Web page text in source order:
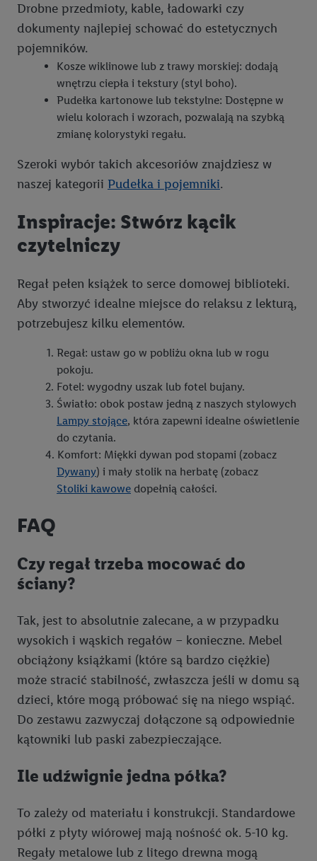
Drobne przedmioty, kable, ładowarki czy
dokumenty najlepiej schować do estetycznych
pojemników.
Kosze wiklinowe lub z trawy morskiej: dodają
wnętrzu ciepła i tekstury (styl boho).
Pudełka kartonowe lub tekstylne: Dostępne w
wielu kolorach i wzorach, pozwalają na szybką
zmianę kolorystyki regału.
Szeroki wybór takich akcesoriów znajdziesz w
naszej kategorii Pudełka i pojemniki.
Inspiracje: Stwórz kącik
czytelniczy
Regał pełen książek to serce domowej biblioteki.
Aby stworzyć idealne miejsce do relaksu z lekturą,
potrzebujesz kilku elementów.
Regał: ustaw go w pobliżu okna lub w rogu
pokoju.
Fotel: wygodny uszak lub fotel bujany.
Światło: obok postaw jedną z naszych stylowych
Lampy stojące, która zapewni idealne oświetlenie
do czytania.
Komfort: Miękki dywan pod stopami (zobacz
Dywany) i mały stolik na herbatę (zobacz
Stoliki kawowe dopełnią całości.
FAQ
Czy regał trzeba mocować do
ściany?
Tak, jest to absolutnie zalecane, a w przypadku
wysokich i wąskich regałów – konieczne. Mebel
obciążony książkami (które są bardzo ciężkie)
może stracić stabilność, zwłaszcza jeśli w domu są
dzieci, które mogą próbować się na niego wspiąć.
Do zestawu zazwyczaj dołączone są odpowiednie
kątowniki lub paski zabezpieczające.
Ile udźwignie jedna półka?
To zależy od materiału i konstrukcji. Standardowe
półki z płyty wiórowej mają nośność ok. 5-10 kg.
Regały metalowe lub z litego drewna mogą